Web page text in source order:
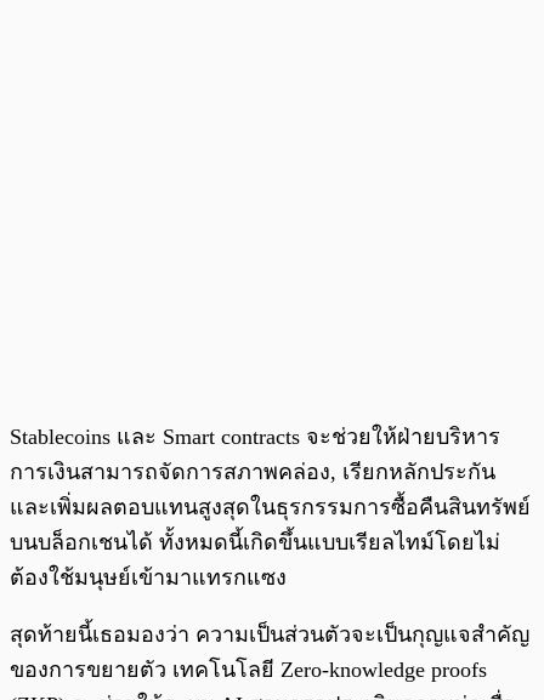
Stablecoins และ Smart contracts จะช่วยให้ฝ่ายบริหาร
การเงินสามารถจัดการสภาพคล่อง, เรียกหลักประกัน
และเพิ่มผลตอบแทนสูงสุดในธุรกรรมการซื้อคืนสินทรัพย์
บนบล็อกเชนได้ ทั้งหมดนี้เกิดขึ้นแบบเรียลไทม์โดยไม่
ต้องใช้มนุษย์เข้ามาแทรกแซง
สุดท้ายนี้เธอมองว่า ความเป็นส่วนตัวจะเป็นกุญแจสำคัญ
ของการขยายตัว เทคโนโลยี Zero-knowledge proofs